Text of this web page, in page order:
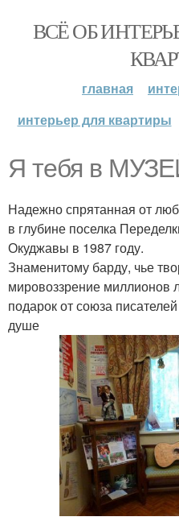
ВСЁ ОБ
главная
интерьер для квартиры
Я тебя в
Надежно спрятанная от
в глубине поселка
Окуджавы в 1987 году.
Знаменитому барду, чье
мировоззрение
подарок от союза
душе